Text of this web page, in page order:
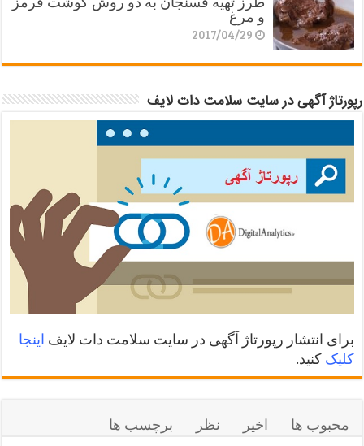
و مرغ
2017/04/29
رپورتاژ آگهی در سایت سلامت دات لایف
برای انتشار رپورتاژ آگهی در سایت سلامت دات لایف اینجا
کلیک کنید.
محبوب ها اخیر نظر
برچسب ها